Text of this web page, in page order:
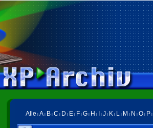
Alle A B C D E F G H J K L M N O P